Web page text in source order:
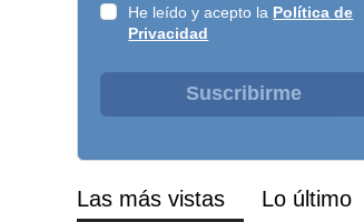
He leído y acepto la Política de
Privacidad
Suscribirme
Las más vistas Lo último